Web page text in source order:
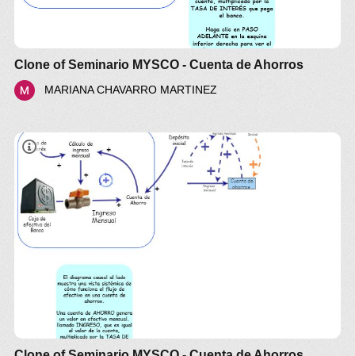
Clone of Seminario MYSCO - Cuenta de Ahorros
MARIANA CHAVARRO MARTINEZ
Seminario MYSCO